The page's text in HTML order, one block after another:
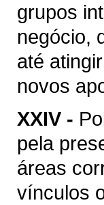
grupos
negócio,
até
novos
XXIV -
pela
áreas
vínculos